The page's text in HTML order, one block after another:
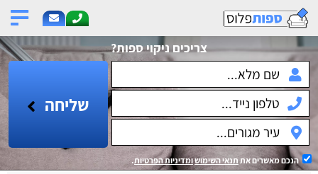
צריכים ניקוי ספות?
שליחה
הנכם מאשרים אתתנאי השימושומדיניות הפרטיות.